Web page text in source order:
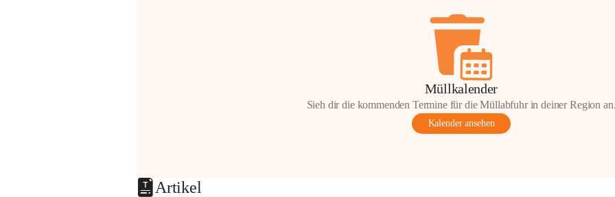
Müllkalender
Sieh dir die kommenden Termine für die Müllabfuhr in deiner Region an.
Kalender ansehen
Artikel